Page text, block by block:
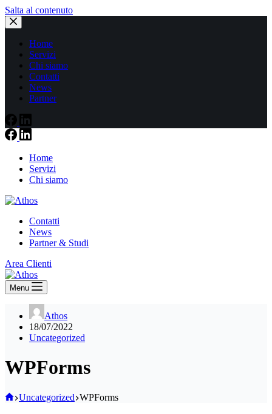
Salta al contenuto
Home
Servizi
Chi siamo
Contatti
News
Partner
Home
Servizi
Chi siamo
Contatti
News
Partner & Studi
Area Clienti
Menu
Athos
18/07/2022
Uncategorized
WPForms
Home
Uncategorized WPForms